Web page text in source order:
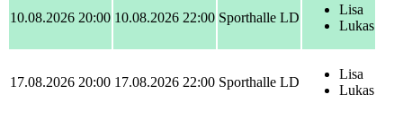
10.08.2026 20:00 10.08.2026 22:00 Sporthalle LD
Lisa
Lukas
17.08.2026 20:00 17.08.2026 22:00 Sporthalle LD
Lisa
Lukas